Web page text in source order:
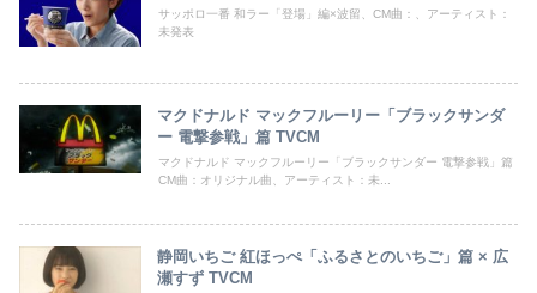
サッポロ一番 和ラー「登場」編×波留、CM曲：、アーティスト：
未発表
マクドナルド マックフルーリー「ブラックサンダ
ー 電撃参戦」篇 TVCM
マクドナルド マックフルーリー「ブラックサンダー 電撃参戦」篇
CM曲：オリジナル曲、アーティスト：未...
静岡いちご 紅ほっぺ「ふるさとのいちご」篇 × 広
瀬すず TVCM